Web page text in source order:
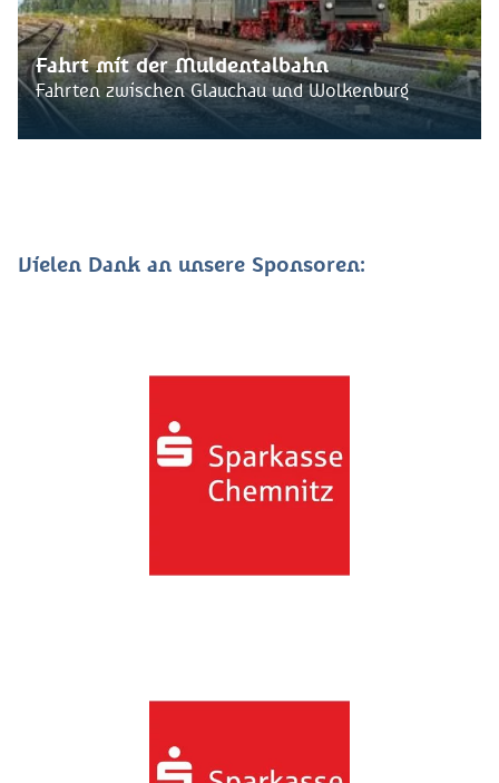
Fahrt mit der Muldentalbahn
Fahrten zwischen Glauchau und Wolkenburg
Vielen Dank an unsere Sponsoren: